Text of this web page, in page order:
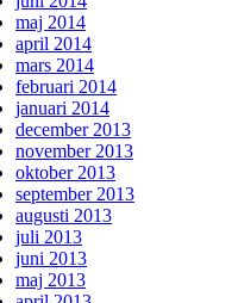
maj 2014
april 2014
mars 2014
februari 2014
januari 2014
december 2013
november 2013
oktober 2013
september 2013
augusti 2013
juli 2013
juni 2013
maj 2013